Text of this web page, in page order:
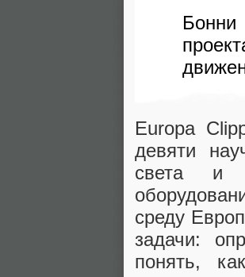
Бонни
Europa
девяти
света и
среду
задачи:
понять,